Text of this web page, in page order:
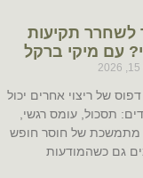
איך לשחרר תקיעות
עם מיקי ברקל
של ריצוי אחרים יכול
תסכול, עומס רגשי,
מתמשכת של חוסר חופש
גם כשהמודעות